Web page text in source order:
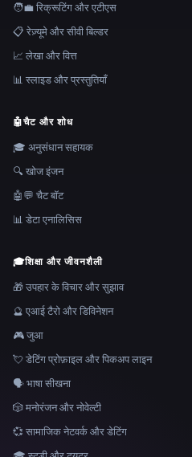
🧑‍💼 रिक्रूटिंग और एटीएस
📋 रेज़्यूमे और सीवी बिल्डर
📈 लेखा और वित्त
📊 स्लाइड और प्रस्तुतियाँ
🤖चैट और शोध
🎓 अनुसंधान सहायक
🔍 खोज इंजन
🤖💬 चैट बॉट
📊 डेटा एनालिसिस
🎓शिक्षा और जीवनशैली
🎁 उपहार के विचार और सुझाव
🔮 एआई टैरो और डिविनेशन
🎮 जुआ
💘 डेटिंग प्रोफ़ाइल और पिकअप लाइन
🗣️ भाषा सीखना
🎲 मनोरंजन और नोवेल्टी
💞 सामाजिक नेटवर्क और डेटिंग